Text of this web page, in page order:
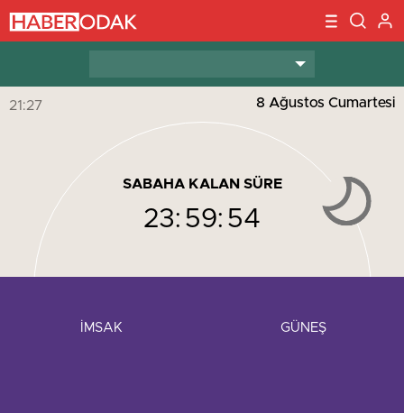
21:27
SABAHA KALAN SÜRE
23: 59: 54
8 Ağustos Cumartesi
İMSAK GÜNEŞ